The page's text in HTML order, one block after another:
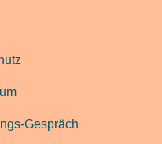
Gespräch